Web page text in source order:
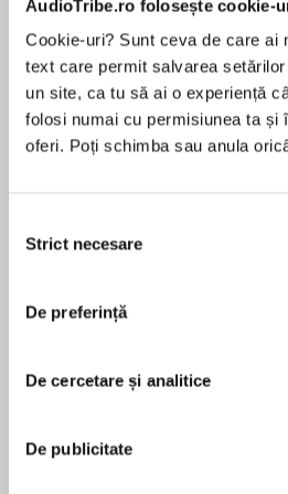
AudioTribe.ro folosește cookie-
Cookie-uri? Sunt ceva de care ai
text care permit salvarea
un site, ca tu să ai o experiență
folosi numai cu permisiunea ta și
oferi. Poți schimba sau anula
consimțământului
Strict necesare
De preferință
De cercetare și analitice
De publicitate
Desprecarte
The magical and
tomorrow can change what
Tamara’s childhood.With
with grief, and her aunt
Tamara is lonely and bored
to Dublin.
Kilsaney Demesne, Tamara
needs a distraction. Her eyes
pentru această carte
Cecelia Ahern is an Irish